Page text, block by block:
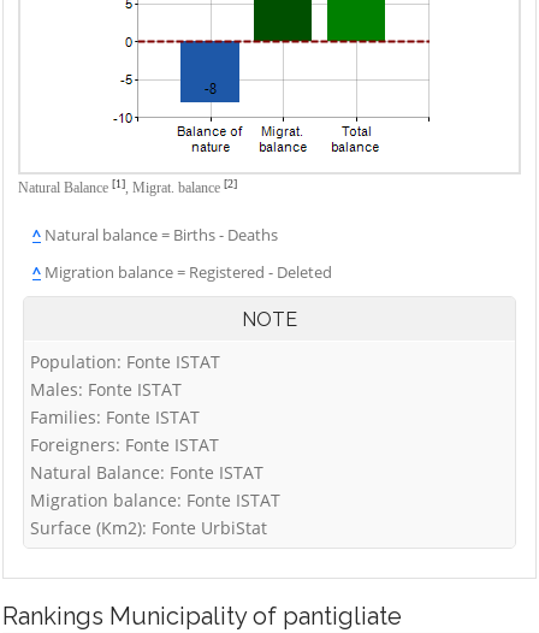
Natural Balance [1], Migrat. balance [2]
^ Natural balance = Births - Deaths
^ Migration balance = Registered - Deleted
NOTE
Population: Fonte ISTAT
Males: Fonte ISTAT
Families: Fonte ISTAT
Foreigners: Fonte ISTAT
Natural Balance: Fonte ISTAT
Migration balance: Fonte ISTAT
Surface (Km2): Fonte UrbiStat
Rankings Municipality of pantigliate